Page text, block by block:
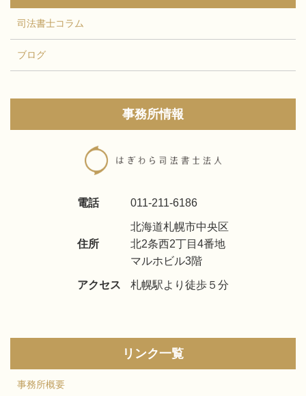
司法書士コラム
ブログ
事務所情報
電話 011-211-6186
住所
北海道札幌市中央区
北2条西2丁目4番地
マルホビル3階
アクセス 札幌駅より徒歩５分
リンク一覧
事務所概要